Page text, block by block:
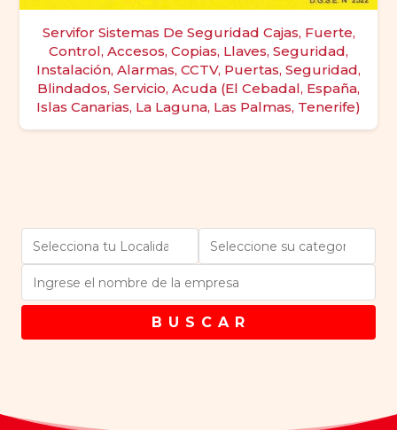
Servifor Sistemas De Seguridad Cajas, Fuerte,
Control, Accesos, Copias, Llaves, Seguridad,
Instalación, Alarmas, CCTV, Puertas, Seguridad,
Blindados, Servicio, Acuda (El Cebadal, España,
Islas Canarias, La Laguna, Las Palmas, Tenerife)
B U S C A R